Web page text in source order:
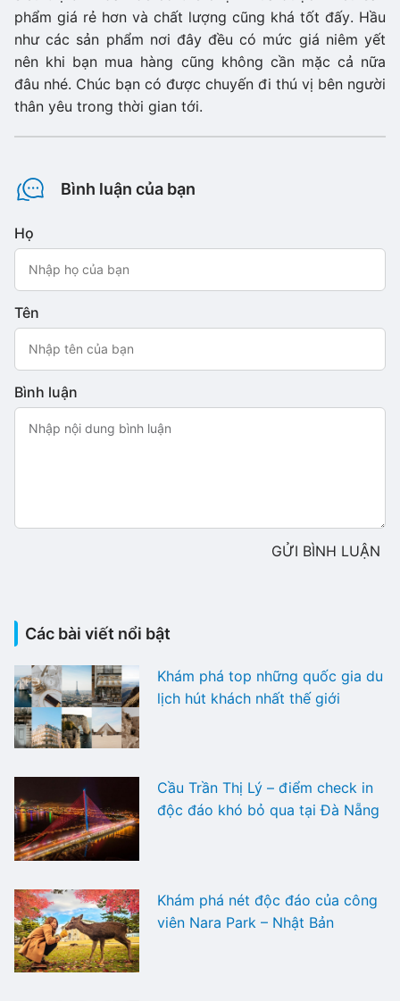
phẩm giá rẻ hơn và chất lượng cũng khá tốt đấy. Hầu
như các sản phẩm nơi đây đều có mức giá niêm yết
nên khi bạn mua hàng cũng không cần mặc cả nữa
đâu nhé. Chúc bạn có được chuyến đi thú vị bên người
thân yêu trong thời gian tới.
Bình luận của bạn
Họ
Tên
Bình luận
GỬI BÌNH LUẬN
Các bài viết nổi bật
Khám phá top những quốc gia du
lịch hút khách nhất thế giới
Cầu Trần Thị Lý – điểm check in
độc đáo khó bỏ qua tại Đà Nẵng
Khám phá nét độc đáo của công
viên Nara Park – Nhật Bản